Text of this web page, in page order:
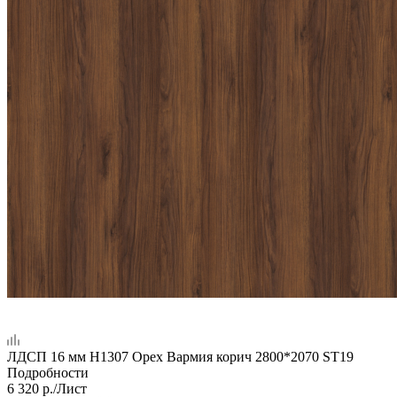
ЛДСП 16 мм H1307 Орех Вармия корич 2800*2070 ST19
Подробности
6 320 р./Лист